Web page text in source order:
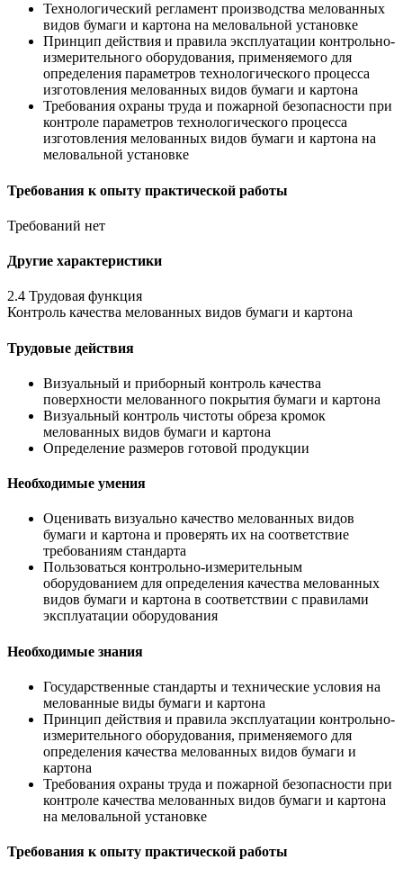
Технологический регламент производства мелованных
видов бумаги и картона на меловальной установке
Принцип действия и правила эксплуатации контрольно-
измерительного оборудования, применяемого для
определения параметров технологического процесса
изготовления мелованных видов бумаги и картона
Требования охраны труда и пожарной безопасности при
контроле параметров технологического процесса
изготовления мелованных видов бумаги и картона на
меловальной установке
Требования к опыту практической работы
Требований нет
Другие характеристики
2.4 Трудовая функция
Контроль качества мелованных видов бумаги и картона
Трудовые действия
Визуальный и приборный контроль качества
поверхности мелованного покрытия бумаги и картона
Визуальный контроль чистоты обреза кромок
мелованных видов бумаги и картона
Определение размеров готовой продукции
Необходимые умения
Оценивать визуально качество мелованных видов
бумаги и картона и проверять их на соответствие
требованиям стандарта
Пользоваться контрольно-измерительным
оборудованием для определения качества мелованных
видов бумаги и картона в соответствии с правилами
эксплуатации оборудования
Необходимые знания
Государственные стандарты и технические условия на
мелованные виды бумаги и картона
Принцип действия и правила эксплуатации контрольно-
измерительного оборудования, применяемого для
определения качества мелованных видов бумаги и
картона
Требования охраны труда и пожарной безопасности при
контроле качества мелованных видов бумаги и картона
на меловальной установке
Требования к опыту практической работы